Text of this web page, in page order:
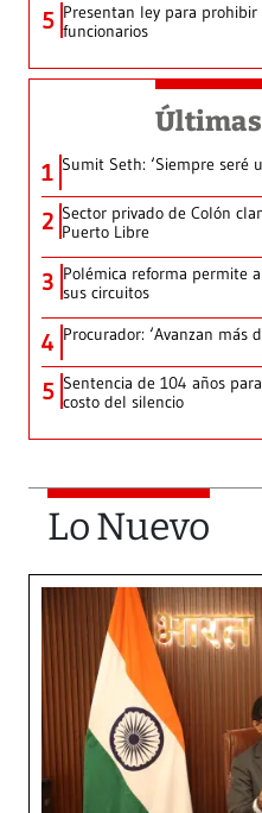
5 Presentan ley para
funcionarios
1 Sumit Seth: ‘Siempre seré
2 Sector privado de Colón
Puerto Libre
3 Polémica reforma permite
sus circuitos
4 Procurador: ‘Avanzan más
5 Sentencia de 104 años
costo del silencio
Lo Nuevo